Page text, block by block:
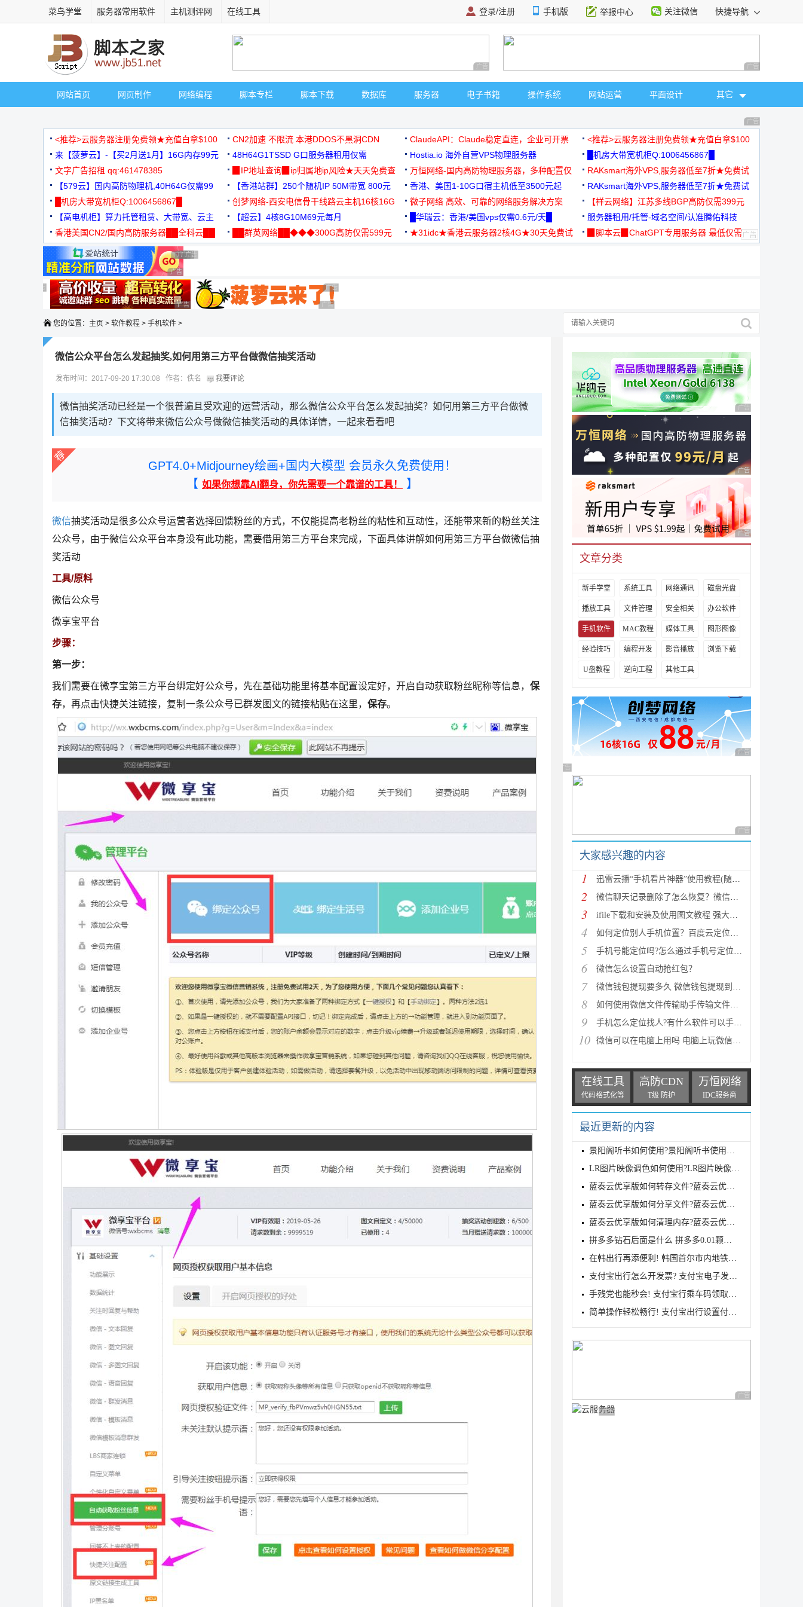
菜鸟学堂 服务器常用软件 主机测评网 在线工具 登录/注册 手机版 举报中心 关注微信 快捷导航
广告 商业广告，理性选择 广告 商业广告，理
网站首页 网页制作 网络编程 脚本专栏 脚本下载 数据库 服务器 电子书籍 操作系统 网站运营 平面设计 其它
广告 商业广告，理
<推荐>云服务器注册免费领★充值白拿$100 CN2加速 不限流 本港DDOS不黑洞CDN ClaudeAPI：Claude稳定直连，企业可开票
<推荐>云服务器注册免费领★充值白拿$100
来【菠萝云】-【买2月送1月】16G内存99元
48H64G1TSSD G口服务器租用仅需
3000+可免费测试
Hostia.io 海外自营VPS物理服务器
█机房大带宽机柜Q:1006456867█
文字广告招租 qq:461478385
▉IP地址查询▉ip归属地ip风险★天天免费查
万恒网络-国内高防物理服务器，多种配置仅
99元/月起
RAKsmart海外VPS,服务器低至7折★免费试
用★
【579云】国内高防物理机,40H64G仅需99
元
【香港站群】250个随机IP 50M带宽 800元 香港、美国1-10G口宿主机低至3500元起
RAKsmart海外VPS,服务器低至7折★免费试
用★
█机房大带宽机柜Q:1006456867█
创梦网络-西安电信骨干线路云主机16核16G
88元/月
微子网络 高效、可靠的网络服务解决方案
【祥云网络】江苏多线BGP高防仅需399元
【高电机柜】算力托管租赁、大带宽、云主
机
【超云】4核8G10M69元每月 █华瑞云：香港/美国vps仅需0.6元/天█
服务器租用/托管-域名空间/认准腾佑科技
香港美国CN2/国内高防服务器██全科云██
██群英网络██◆◆◆300G高防仅需599元
★31idc★香港云服务器2核4G★30天免费试
▉脚本云▉ChatGPT专用服务器 最低仅需
广告 商业广告，理性选择
广告 商业广告，理性选择
广告 商业广告，理性选择
广告 商业广告，理性选择
广告 商业广告，理性选择
广告 商业广告，理性选择
广告 商业广告，理性选择
广告 商业广告，理性选择 广告 商业广告，理性选择
广告 商业广告，理性选择
您的位置： 主页 > 软件教程 > 手机软件 >
微信公众平台怎么发起抽奖,如何用第三方平台做微信抽奖活动
发布时间：2017-09-20 17:30:08 作者：佚名 我要评论
微信抽奖活动已经是一个很普遍且受欢迎的运营活动，那么微信公众平台怎么发起抽奖？如何用第三方平台做微
信抽奖活动？下文将带来微信公众号做微信抽奖活动的具体详情，一起来看看吧
GPT4.0+Midjourney绘画+国内大模型 会员永久免费使用！
【 如果你想靠AI翻身，你先需要一个靠谱的工具！ 】
微信抽奖活动是很多公众号运营者选择回馈粉丝的方式，不仅能提高老粉丝的粘性和互动性，还能带来新的粉丝关注
公众号，由于微信公众平台本身没有此功能，需要借用第三方平台来完成，下面具体讲解如何用第三方平台做微信抽
奖活动
工具/原料
微信公众号
微享宝平台
步骤：
第一步：
我们需要在微享宝第三方平台绑定好公众号，先在基础功能里将基本配置设定好，开启自动获取粉丝昵称等信息， 保
存，再点击快捷关注链接，复制一条公众号已群发图文的链接粘贴在这里， 保存。
广告 商业广告，理性
广告 商业广告，理性
广告 商业广告，理性
文章分类
新手学堂 系统工具 网络通讯 磁盘光盘
播放工具 文件管理 安全相关 办公软件
手机软件 MAC教程 媒体工具 图形图像
经验技巧 编程开发 影音播放 浏览下载
U盘教程 逆向工程 其他工具
广告 商业广告，理性
广告 商业广告，理性选择
广告 商业广告，理性
大家感兴趣的内容
1 迅雷云播“手机看片神器”使用教程(随时随地秒速离线
2 微信聊天记录删除了怎么恢复？微信聊天记录恢复图文教
3 ifile下载和安装及使用图文教程 强大的iPhone文件管理
4 如何定位别人手机位置？百度云定位手机使用方法介绍（
5 手机号能定位吗?怎么通过手机号定位一个人位置?
6 微信怎么设置自动抢红包？
7 微信钱包提现要多久 微信钱包提现到账时间
8 如何使用微信文件传输助手传输文件具体步骤(图解)
9 手机怎么定位找人?有什么软件可以手机定位找人
10 微信可以在电脑上用吗 电脑上玩微信的方法
在线工具
代码格式化等
高防CDN
T级 防护
万恒网络
IDC服务商
最近更新的内容
景阳阁听书如何使用?景阳阁听书使用方法
LR图片映像调色如何使用?LR图片映像调色使用方法
蓝奏云优享版如何转存文件?蓝奏云优享版转存文件的方
蓝奏云优享版如何分享文件?蓝奏云优享版分享文件的方
蓝奏云优享版如何清理内存?蓝奏云优享版清理内存的方
拼多多钻石后面是什么 拼多多0.01颗钻石需要多少人
在韩出行再添便利! 韩国首尔市内地铁全线接入微信支付
支付宝出行怎么开发票? 支付宝电子发票全攻略
手残党也能秒会! 支付宝行乘车码领取全攻略
简单操作轻松畅行! 支付宝出行设置付款方式指南
广告 商业广告，理性
广告 商业广告，理性选择